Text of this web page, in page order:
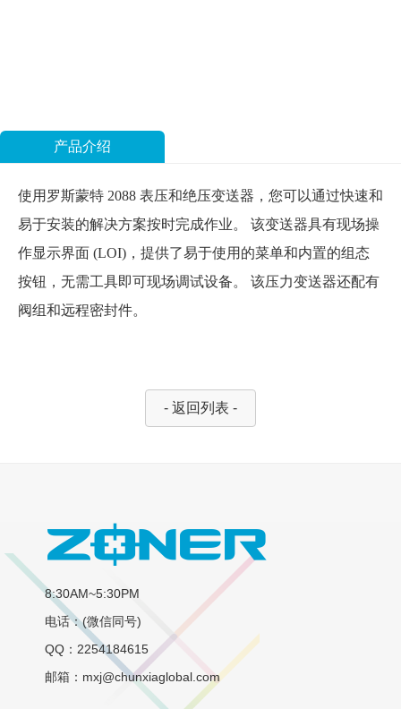
产品介绍
使用罗斯蒙特 2088 表压和绝压变送器，您可以通过快速和
易于安装的解决方案按时完成作业。 该变送器具有现场操
作显示界面 (LOI)，提供了易于使用的菜单和内置的组态
按钮，无需工具即可现场调试设备。 该压力变送器还配有
阀组和远程密封件。
- 返回列表 -
8:30AM~5:30PM
电话：(微信同号)
QQ：2254184615
邮箱：mxj@chunxiaglobal.com